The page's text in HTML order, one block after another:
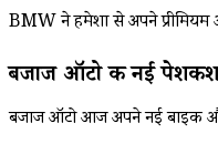
BMW ने हमेशा से अपने प्रीमियम
बजाज ऑटो की नई पेशकश
बजाज ऑटो आज अपने नई बाइक